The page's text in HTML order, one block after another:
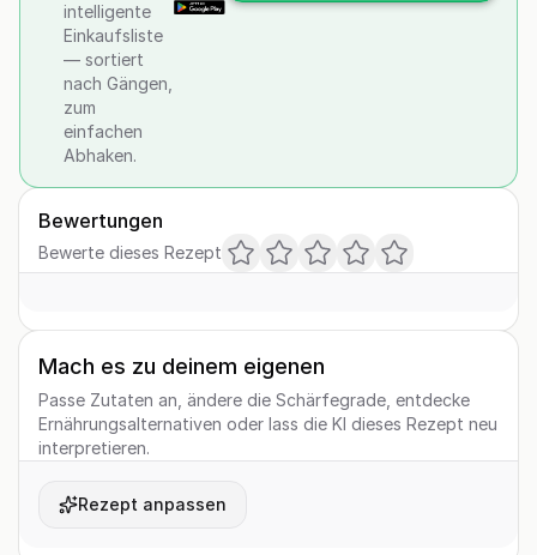
intelligente
Einkaufsliste
— sortiert
nach Gängen,
zum
einfachen
Abhaken.
Bewertungen
Bewerte dieses Rezept
Mach es zu deinem eigenen
Passe Zutaten an, ändere die Schärfegrade, entdecke
Ernährungsalternativen oder lass die KI dieses Rezept neu
interpretieren.
Rezept anpassen